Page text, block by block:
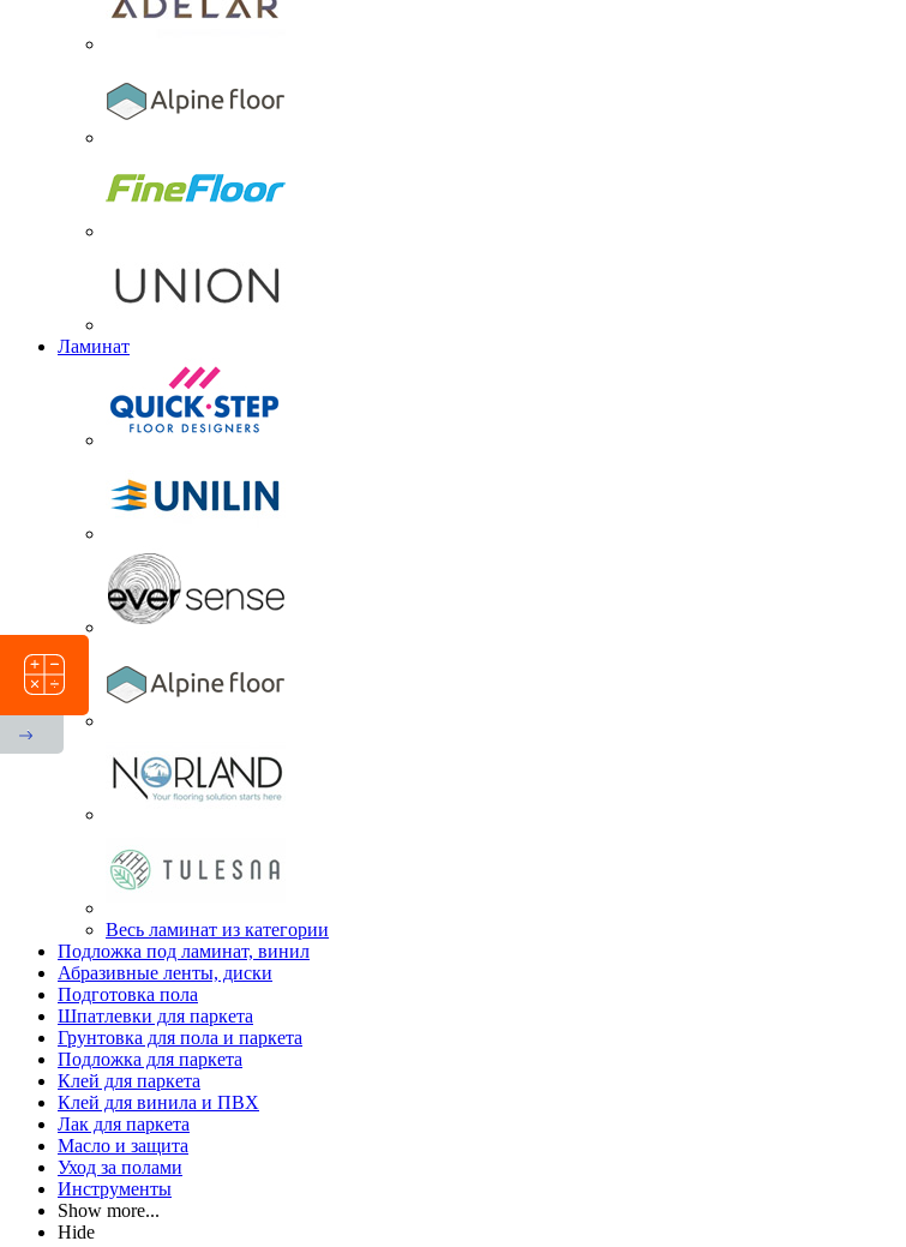
Ламинат
Весь ламинат из категории
Подложка под ламинат, винил
Абразивные ленты, диски
Подготовка пола
Шпатлевки для паркета
Грунтовка для пола и паркета
Подложка для паркета
Клей для паркета
Клей для винила и ПВХ
Лак для паркета
Масло и защита
Уход за полами
Инструменты
Show more...
Hide